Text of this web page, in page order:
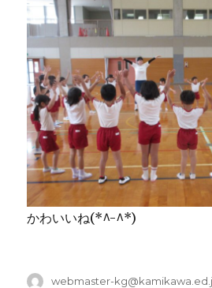
かわいいね(*^-^*)
投
webmaster-